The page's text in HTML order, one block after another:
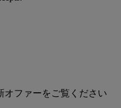
オファーをご覧ください